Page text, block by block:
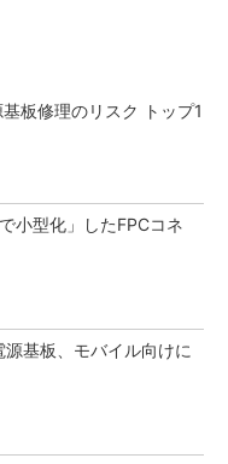
基板修理のリスク トップ1
小型化」したFPCコネ
基板、モバイル向けに